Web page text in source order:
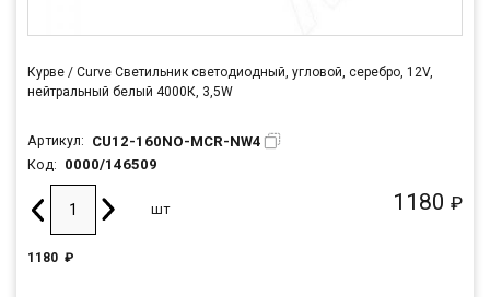
Курве / Curve Светильник светодиодный, угловой, серебро, 12V,
нейтральный белый 4000К, 3,5W
Артикул: CU12-160NO-MCR-NW4
Код: 0000/146509
1180 ₽
шт
1180 ₽